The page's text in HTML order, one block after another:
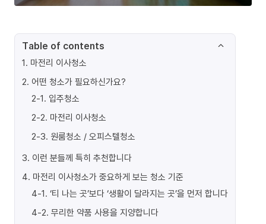
Table of contents
1. 마전리 이사청소
2. 어떤 청소가 필요하신가요?
2-1. 입주청소
2-2. 마전리 이사청소
2-3. 원룸청소 / 오피스텔청소
3. 이런 분들께 특히 추천합니다
4. 마전리 이사청소가 중요하게 보는 청소 기준
4-1. ‘티 나는 곳’보다 ‘생활이 달라지는 곳’을 먼저 합니다
4-2. 무리한 약품 사용을 지양합니다